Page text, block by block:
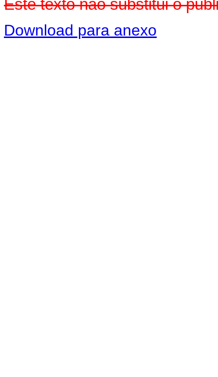
Este texto não substitui o
Download para anexo